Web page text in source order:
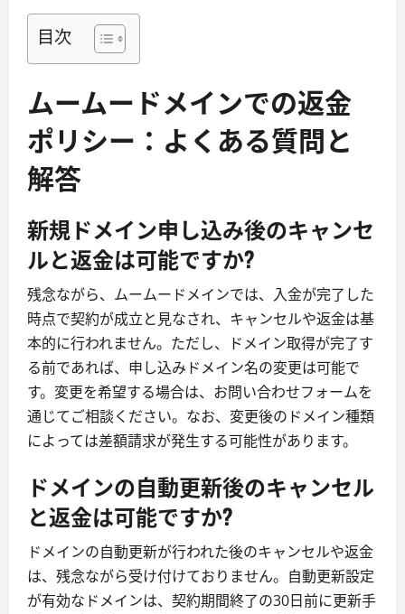
目次
ムームードメインでの返金
ポリシー：よくある質問と
解答
新規ドメイン申し込み後のキャンセ
ルと返金は可能ですか?
残念ながら、ムームードメインでは、入金が完了した
時点で契約が成立と見なされ、キャンセルや返金は基
本的に行われません。ただし、ドメイン取得が完了す
る前であれば、申し込みドメイン名の変更は可能で
す。変更を希望する場合は、お問い合わせフォームを
通じてご相談ください。なお、変更後のドメイン種類
によっては差額請求が発生する可能性があります。
ドメインの自動更新後のキャンセル
と返金は可能ですか?
ドメインの自動更新が行われた後のキャンセルや返金
は、残念ながら受け付けておりません。自動更新設定
が有効なドメインは、契約期間終了の30日前に更新手